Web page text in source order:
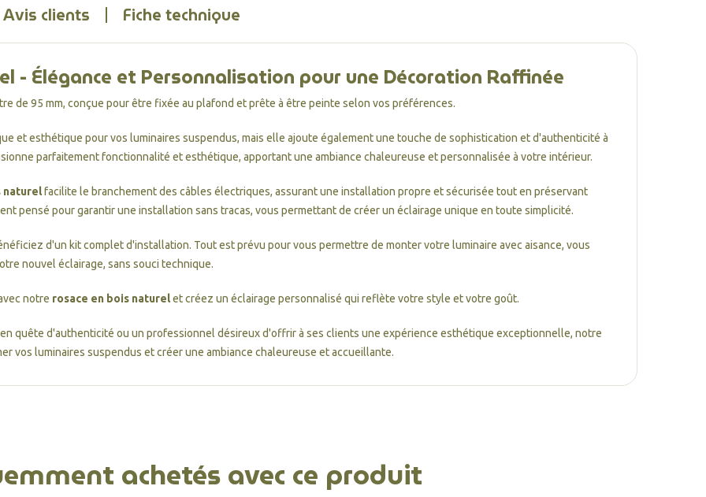
Avis clients Fiche technique
- Élégance et Personnalisation pour une Décoration Raffinée
de 95 mm, conçue pour être fixée au plafond et prête à être peinte selon vos préférences.
et esthétique pour vos luminaires suspendus, mais elle ajoute également une touche de sophistication et d'authenticité à
parfaitement fonctionnalité et esthétique, apportant une ambiance chaleureuse et personnalisée à votre intérieur.
naturelfacilite le branchement des câbles électriques, assurant une installation propre et sécurisée tout en préservant
pensé pour garantir une installation sans tracas, vous permettant de créer un éclairage unique en toute simplicité.
d'un kit complet d'installation. Tout est prévu pour vous permettre de monter votre luminaire avec aisance, vous
nouvel éclairage, sans souci technique.
notre rosace en bois naturelet créez un éclairage personnalisé qui reflète votre style et votre goût.
quête d'authenticité ou un professionnel désireux d'offrir à ses clients une expérience esthétique exceptionnelle, notre
vos luminaires suspendus et créer une ambiance chaleureuse et accueillante.
achetés avec ce produit